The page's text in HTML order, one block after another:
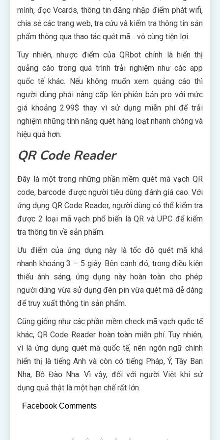
mình, đọc Vcards, thông tin đăng nhập điểm phát wifi,
chia sẻ các trang web, tra cứu và kiểm tra thông tin sản
phẩm thông qua thao tác quét mã… vô cùng tiện lợi.
Tuy nhiên, nhược điểm của QRbot chính là hiển thị
quảng cáo trong quá trình trải nghiệm như các app
quốc tế khác. Nếu không muốn xem quảng cáo thì
người dùng phải nâng cấp lên phiên bản pro với mức
giá khoảng 2.99$ thay vì sử dụng miễn phí để trải
nghiệm những tính năng quét hàng loạt nhanh chóng và
hiệu quả hơn.
QR Code Reader
Đây là một trong những phần mềm quét mã vạch QR
code, barcode được người tiêu dùng đánh giá cao. Với
ứng dụng QR Code Reader, người dùng có thể kiểm tra
được 2 loại mã vạch phổ biến là QR và UPC để kiểm
tra thông tin về sản phẩm.
Ưu điểm của ứng dụng này là tốc độ quét mã khá
nhanh khoảng 3 – 5 giây. Bên cạnh đó, trong điều kiện
thiếu ánh sáng, ứng dụng này hoàn toàn cho phép
người dùng vừa sử dụng đèn pin vừa quét mã dễ dàng
để truy xuất thông tin sản phẩm.
Cũng giống như các phần mềm check mã vạch quốc tế
khác, QR Code Reader hoàn toàn miễn phí. Tuy nhiên,
vì là ứng dụng quét mã quốc tế, nên ngôn ngữ chính
hiển thị là tiếng Anh và còn có tiếng Pháp, Ý, Tây Ban
Nha, Bồ Đào Nha. Vì vậy, đối với người Việt khi sử
dụng quả thật là một hạn chế rất lớn.
Facebook Comments